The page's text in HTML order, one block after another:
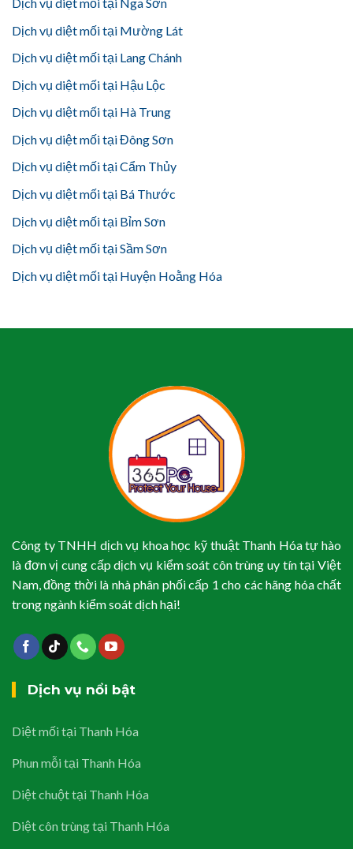
Dịch vụ diệt mối tại Mường Lát
Dịch vụ diệt mối tại Lang Chánh
Dịch vụ diệt mối tại Hậu Lộc
Dịch vụ diệt mối tại Hà Trung
Dịch vụ diệt mối tại Đông Sơn
Dịch vụ diệt mối tại Cẩm Thủy
Dịch vụ diệt mối tại Bá Thước
Dịch vụ diệt mối tại Bỉm Sơn
Dịch vụ diệt mối tại Sầm Sơn
Dịch vụ diệt mối tại Huyện Hoằng Hóa
Công ty TNHH dịch vụ khoa học kỹ thuật Thanh Hóa tự hào
là đơn vị cung cấp dịch vụ kiểm soát côn trùng uy tín tại Việt
Nam, đồng thời là nhà phân phối cấp 1 cho các hãng hóa chất
trong ngành kiểm soát dịch hại!
Dịch vụ nổi bật
Diệt mối tại Thanh Hóa
Phun mỗi tại Thanh Hóa
Diệt chuột tại Thanh Hóa
Diệt côn trùng tại Thanh Hóa